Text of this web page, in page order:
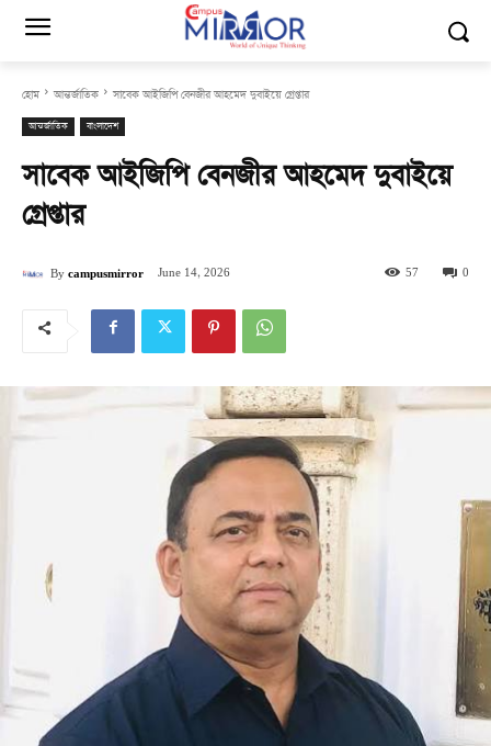
হোম আন্তর্জাতিক সাবেক আইজিপি বেনজীর আহমেদ দুবাইয়ে গ্রেপ্তার
আন্তর্জাতিক বাংলাদেশ
সাবেক আইজিপি বেনজীর আহমেদ দুবাইয়ে
গ্রেপ্তার
By campusmirror June 14, 2026 0
57